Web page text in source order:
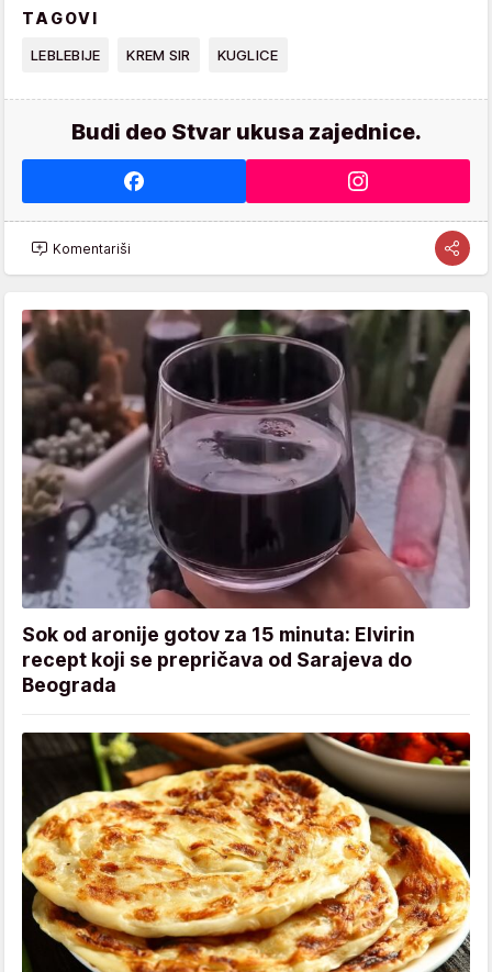
TAGOVI
LEBLEBIJE KREM SIR KUGLICE
Budi deo Stvar ukusa zajednice.
Komentariši
Sok od aronije gotov za 15 minuta: Elvirin
recept koji se prepričava od Sarajeva do
Beograda